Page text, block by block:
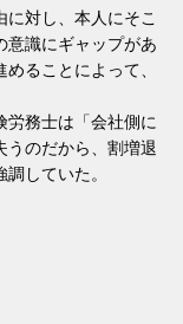
に対し、本人にそこ
意識にギャップがあ
ることによって、
務士は「会社側に
うのだから、割増退
していた。